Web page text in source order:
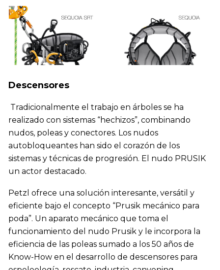
Descensores
Tradicionalmente el trabajo en árboles se ha
realizado con sistemas “hechizos”, combinando
nudos, poleas y conectores. Los nudos
autobloqueantes han sido el corazón de los
sistemas y técnicas de progresión. El nudo PRUSIK
un actor destacado.
Petzl ofrece una solución interesante, versátil y
eficiente bajo el concepto “Prusik mecánico para
poda”. Un aparato mecánico que toma el
funcionamiento del nudo Prusik y le incorpora la
eficiencia de las poleas sumado a los 50 años de
Know-How en el desarrollo de descensores para